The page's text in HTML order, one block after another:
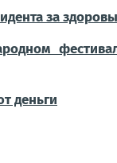
за
деньги